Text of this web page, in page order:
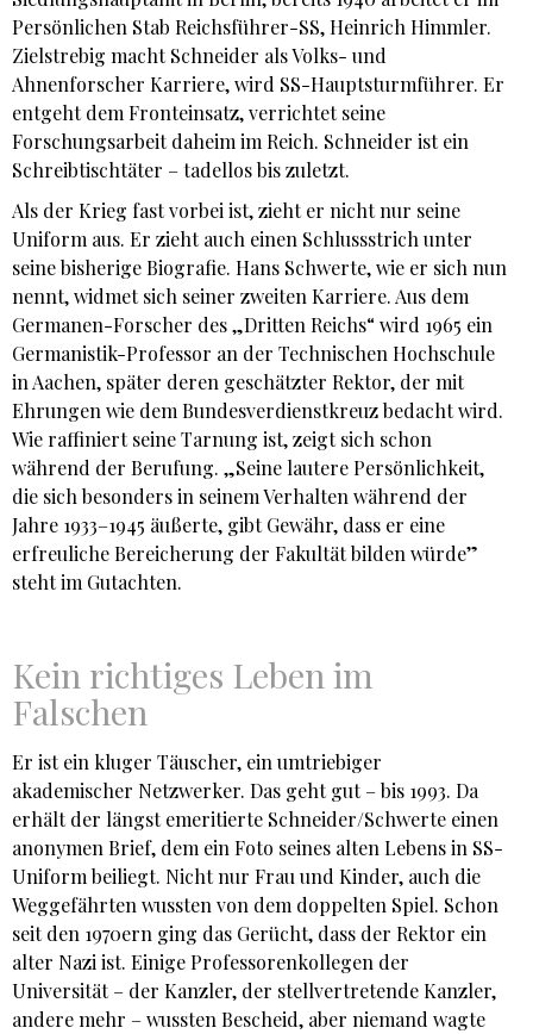
Persönlichen Stab Reichsführer-SS, Heinrich Himmler.
Zielstrebig macht Schneider als Volks- und
Ahnenforscher Karriere, wird SS-Hauptsturmführer. Er
entgeht dem Fronteinsatz, verrichtet seine
Forschungsarbeit daheim im Reich. Schneider ist ein
Schreibtischtäter – tadellos bis zuletzt.
Als der Krieg fast vorbei ist, zieht er nicht nur seine
Uniform aus. Er zieht auch einen Schlussstrich unter
seine bisherige Biografie. Hans Schwerte, wie er sich nun
nennt, widmet sich seiner zweiten Karriere. Aus dem
Germanen-Forscher des „Dritten Reichs“ wird 1965 ein
Germanistik-Professor an der Technischen Hochschule
in Aachen, später deren geschätzter Rektor, der mit
Ehrungen wie dem Bundesverdienstkreuz bedacht wird.
Wie raffiniert seine Tarnung ist, zeigt sich schon
während der Berufung. „Seine lautere Persönlichkeit,
die sich besonders in seinem Verhalten während der
Jahre 1933–1945 äußerte, gibt Gewähr, dass er eine
erfreuliche Bereicherung der Fakultät bilden würde”
steht im Gutachten.
Kein richtiges Leben im
Falschen
Er ist ein kluger Täuscher, ein umtriebiger
akademischer Netzwerker. Das geht gut – bis 1993. Da
erhält der längst emeritierte Schneider/Schwerte einen
anonymen Brief, dem ein Foto seines alten Lebens in SS-
Uniform beiliegt. Nicht nur Frau und Kinder, auch die
Weggefährten wussten von dem doppelten Spiel. Schon
seit den 1970ern ging das Gerücht, dass der Rektor ein
alter Nazi ist. Einige Professorenkollegen der
Universität – der Kanzler, der stellvertretende Kanzler,
andere mehr – wussten Bescheid, aber niemand wagte